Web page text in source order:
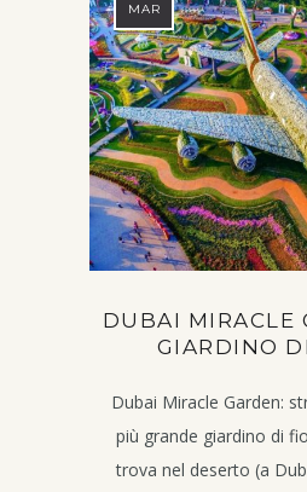
MAR
DUBAI MIRACLE
GIARDINO
Dubai Miracle Garden:
più grande giardino di
trova nel deserto (a